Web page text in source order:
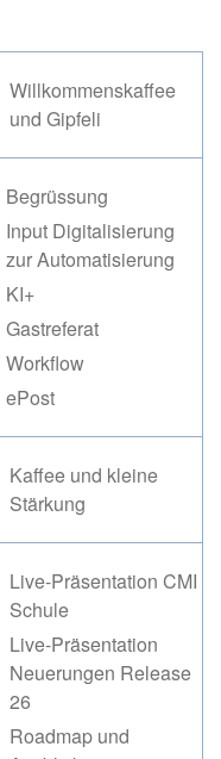
Willkommenskaffee
und Gipfeli
Begrüssung
Input Digitalisierung
zur Automatisierung
KI+
Gastreferat
Workflow
ePost
Kaffee und kleine
Stärkung
Live-Präsentation CMI
Schule
Live-Präsentation
Neuerungen Release
26
Roadmap und